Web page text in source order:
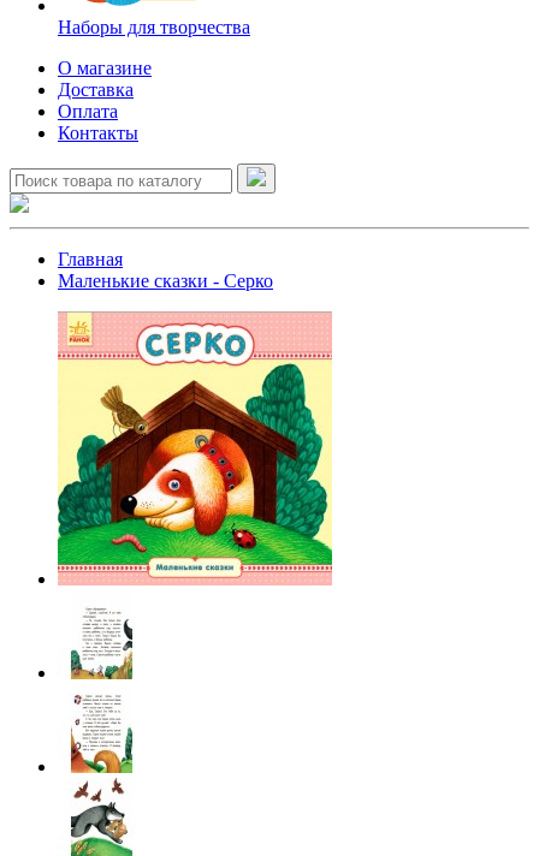
Наборы для творчества
О магазине
Доставка
Оплата
Контакты
Главная
Маленькие сказки - Серко